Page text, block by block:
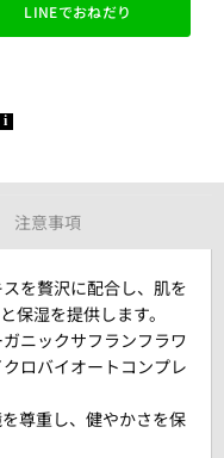
LINEでおねだり
注意事項
を贅沢に配合し、肌を
保湿を提供します。
ニックサフランフラワ
ロバイオートコンプレ
尊重し、健やかさを保